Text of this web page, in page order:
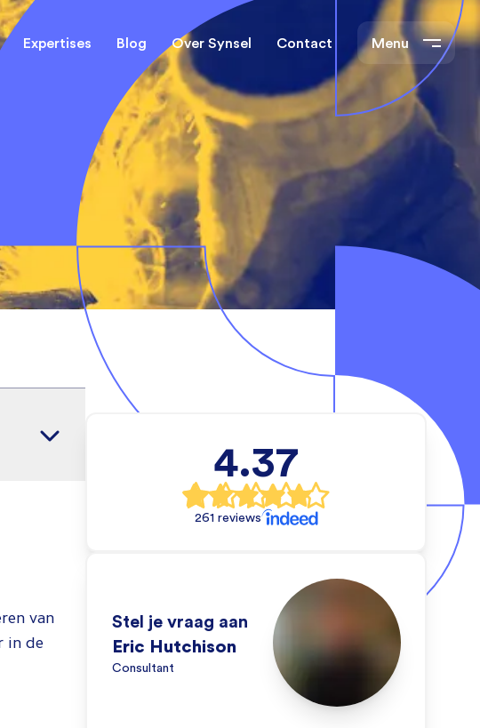
Mechanical Engineers
Monteurs Technische
Installatietechniek
Operators
Expertises
Mechanical Engineers
Monteurs Technische
Dienst
Blog Over Synsel Contact Menu
voor
te zien hoe wij
doen!
van
in de
4.37
261 reviews
Stel je vraag aan
Eric Hutchison
Consultant